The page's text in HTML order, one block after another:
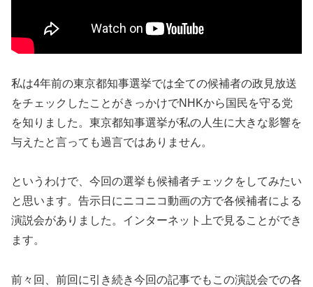
私は4年前の東京都知事選挙では全ての候補者の政見放送
をチェックしたことがきっかけでNHKから国民を守る党
を知りました。東京都知事選挙が私の人生に大きな影響を
与えたと言っても過言ではありません。
というわけで、今回の選挙も候補者チェックをしてみたい
と思います。告示日にニコニコ動画の方で各候補者による
演説会がありました。インターネット上で見ることができ
ます。
前々回、前回に引き続き今回の記事でもこの演説会での各